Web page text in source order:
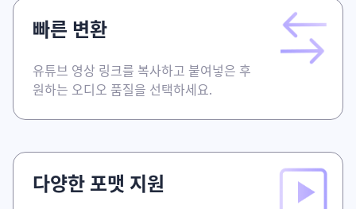
빠른 변환
유튜브 영상 링크를 복사하고 붙여넣은 후
원하는 오디오 품질을 선택하세요.
다양한 포맷 지원